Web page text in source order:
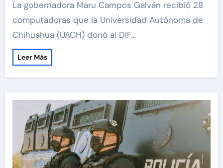
La gobernadora Maru Campos Galván recibió 28
computadoras que la Universidad Autónoma de
Chihuahua (UACH) donó al DIF…
Leer Más